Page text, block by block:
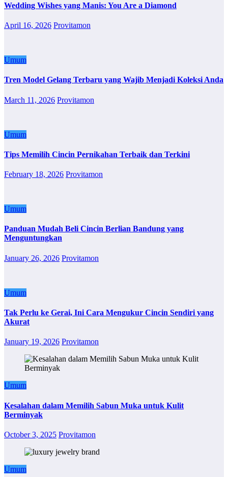
Wedding Wishes yang Manis: You Are a Diamond
April 16, 2026 Provitamon
Umum
Tren Model Gelang Terbaru yang Wajib Menjadi Koleksi Anda
March 11, 2026 Provitamon
Umum
Tips Memilih Cincin Pernikahan Terbaik dan Terkini
February 18, 2026 Provitamon
Umum
Panduan Mudah Beli Cincin Berlian Bandung yang
Menguntungkan
January 26, 2026 Provitamon
Umum
Tak Perlu ke Gerai, Ini Cara Mengukur Cincin Sendiri yang
Akurat
January 19, 2026 Provitamon
Umum
Kesalahan dalam Memilih Sabun Muka untuk Kulit
Berminyak
October 3, 2025 Provitamon
Umum